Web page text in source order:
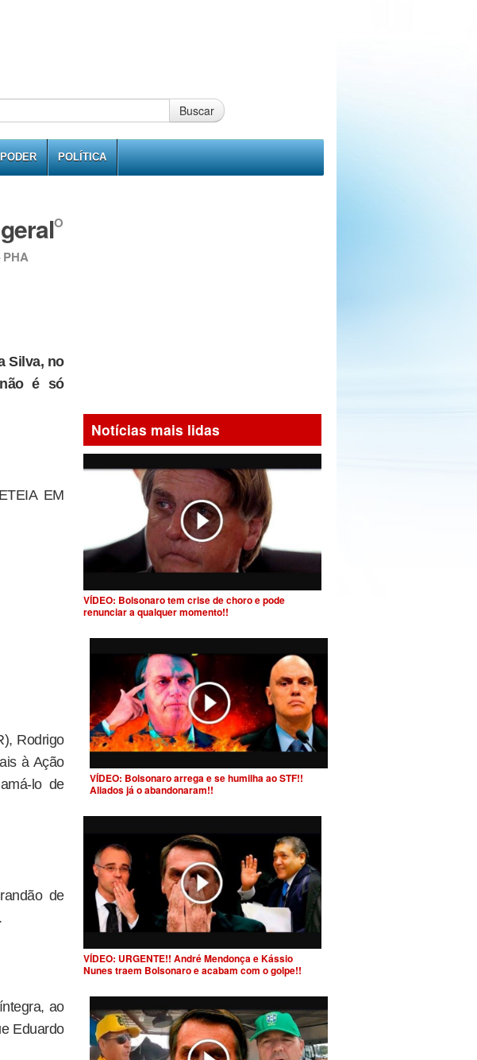
Buscar
PODER POLÍTICA
O
PHA
Silva, no
é só
EM
Rodrigo
à Ação
lo de
de
ao
Eduardo
Notícias mais lidas
VÍDEO: Bolsonaro tem crise de choro e pode
renunciar a qualquer momento!!
VÍDEO: Bolsonaro arrega e se humilha ao STF!!
Aliados já o abandonaram!!
VÍDEO: URGENTE!! André Mendonça e Kássio
Nunes traem Bolsonaro e acabam com o golpe!!